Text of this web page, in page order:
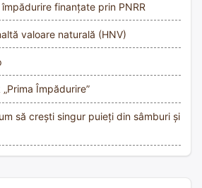
finanțate prin PNRR
valoare naturală (HNV)
Împădurire”
să crești singur puieți din sâmburi și